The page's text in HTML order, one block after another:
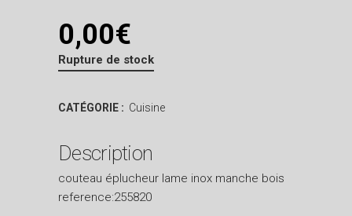
0,00€
Rupture de stock
CATÉGORIE : Cuisine
Description
couteau éplucheur lame inox manche bois
reference:255820